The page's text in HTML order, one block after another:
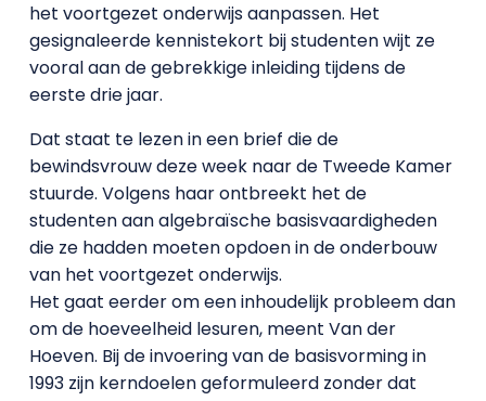
het voortgezet onderwijs aanpassen. Het
gesignaleerde kennistekort bij studenten wijt ze
vooral aan de gebrekkige inleiding tijdens de
eerste drie jaar.
Dat staat te lezen in een brief die de
bewindsvrouw deze week naar de Tweede Kamer
stuurde. Volgens haar ontbreekt het de
studenten aan algebraïsche basisvaardigheden
die ze hadden moeten opdoen in de onderbouw
van het voortgezet onderwijs.
Het gaat eerder om een inhoudelijk probleem dan
om de hoeveelheid lesuren, meent Van der
Hoeven. Bij de invoering van de basisvorming in
1993 zijn kerndoelen geformuleerd zonder dat